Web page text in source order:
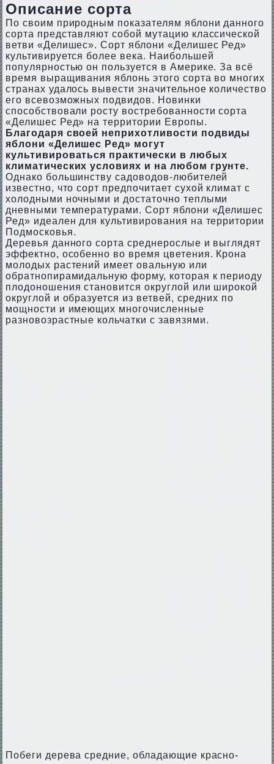
Описание сорта
По своим природным показателям яблони данного
сорта представляют собой мутацию классической
ветви «Делишес». Сорт яблони «Делишес Ред»
культивируется более века. Наибольшей
популярностью он пользуется в Америке. За всё
время выращивания яблонь этого сорта во многих
странах удалось вывести значительное количество
его всевозможных подвидов. Новинки
способствовали росту востребованности сорта
«Делишес Ред» на территории Европы.
Благодаря своей неприхотливости подвиды
яблони «Делишес Ред» могут
культивироваться практически в любых
климатических условиях и на любом грунте.
Однако большинству садоводов-любителей
известно, что сорт предпочитает сухой климат с
холодными ночными и достаточно теплыми
дневными температурами. Сорт яблони «Делишес
Ред» идеален для культивирования на территории
Подмосковья.
Деревья данного сорта среднерослые и выглядят
эффектно, особенно во время цветения. Крона
молодых растений имеет овальную или
обратнопирамидальную форму, которая к периоду
плодоношения становится округлой или широкой
округлой и образуется из ветвей, средних по
мощности и имеющих многочисленные
разновозрастные кольчатки с завязями.
Побеги дерева средние, обладающие красно-